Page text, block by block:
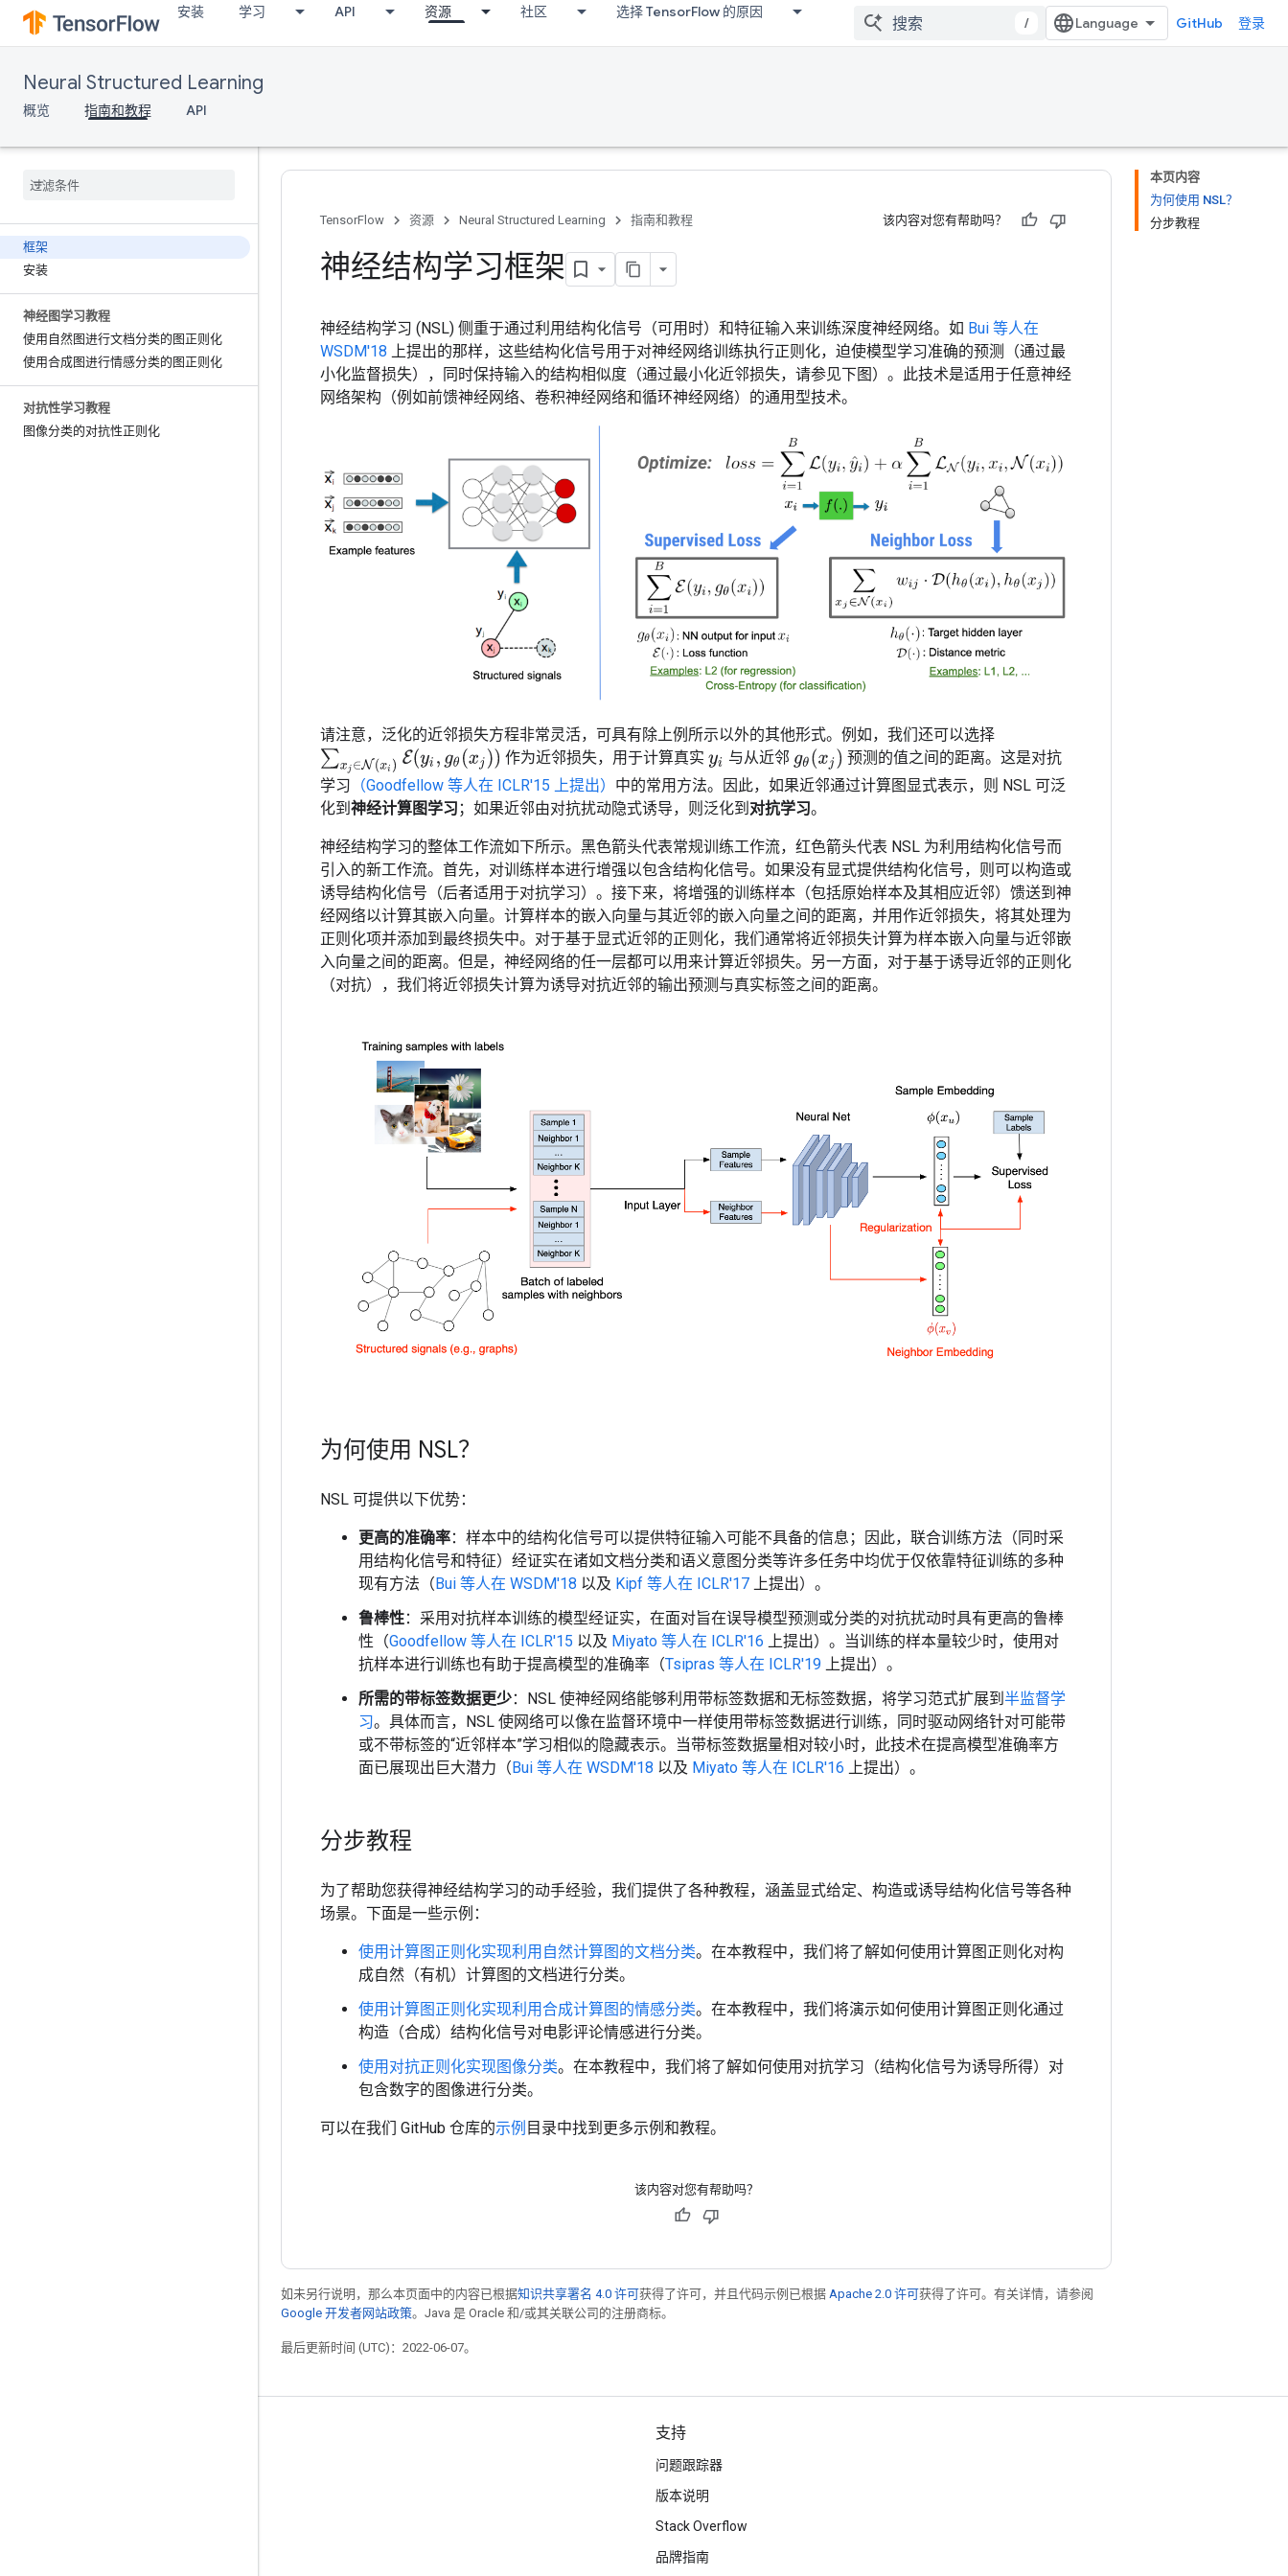
安装 学习 API 资源 社区 选择 TensorFlow 的原因
/ GitHub 登录
Neural Structured Learning
概览 指南和教程 API
框架
安装
神经图学习教程
使用自然图进行文档分类的图正则化
使用合成图进行情感分类的图正则化
对抗性学习教程
图像分类的对抗性正则化
本页内容
为何使用 NSL？
分步教程
TensorFlow 资源 Neural Structured Learning 指南和教程 该内容对您有帮助吗？
神经结构学习框架
神经结构学习 (NSL) 侧重于通过利用结构化信号（可用时）和特征输入来训练深度神经网络。如 Bui 等人在
WSDM'18 上提出的那样，这些结构化信号用于对神经网络训练执行正则化，迫使模型学习准确的预测（通过最
小化监督损失），同时保持输入的结构相似度（通过最小化近邻损失，请参见下图）。此技术是适用于任意神经
网络架构（例如前馈神经网络、卷积神经网络和循环神经网络）的通用型技术。
请注意，泛化的近邻损失方程非常灵活，可具有除上例所示以外的其他形式。例如，我们还可以选择
∑xj∈N(xi)E( yi,gθ( x j)) 作为近邻损失，用于计算真实yi 与从近邻 gθ(xj)
预测的值之间的距离。这是对抗
学习 （Goodfellow 等人在 ICLR'15 上提出） 中的常用方法。因此，如果近邻通过计算图显式表示，则 NSL 可泛
化到 神经计算图学习 ；如果近邻由对抗扰动隐式诱导，则泛化到 对抗学习。
神经结构学习的整体工作流如下所示。黑色箭头代表常规训练工作流，红色箭头代表 NSL 为利用结构化信号而
引入的新工作流。首先，对训练样本进行增强以包含结构化信号。如果没有显式提供结构化信号，则可以构造或
诱导结构化信号（后者适用于对抗学习）。接下来，将增强的训练样本（包括原始样本及其相应近邻）馈送到神
经网络以计算其嵌入向量。计算样本的嵌入向量与其近邻的嵌入向量之间的距离，并用作近邻损失，将其处理为
正则化项并添加到最终损失中。对于基于显式近邻的正则化，我们通常将近邻损失计算为样本嵌入向量与近邻嵌
入向量之间的距离。但是，神经网络的任一层都可以用来计算近邻损失。另一方面，对于基于诱导近邻的正则化
（对抗），我们将近邻损失计算为诱导对抗近邻的输出预测与真实标签之间的距离。
为何使用 NSL？
NSL 可提供以下优势：
更高的准确率：样本中的结构化信号可以提供特征输入可能不具备的信息；因此，联合训练方法（同时采
用结构化信号和特征）经证实在诸如文档分类和语义意图分类等许多任务中均优于仅依靠特征训练的多种
现有方法（ Bui 等人在 WSDM'18 以及 Kipf 等人在 ICLR'17 上提出）。
鲁棒性：采用对抗样本训练的模型经证实，在面对旨在误导模型预测或分类的对抗扰动时具有更高的鲁棒
性（Goodfellow 等人在 ICLR'15 以及 Miyato 等人在 ICLR'16 上提出）。当训练的样本量较少时，使用对
抗样本进行训练也有助于提高模型的准确率（Tsipras 等人在 ICLR'19 上提出）。
所需的带标签数据更少：NSL 使神经网络能够利用带标签数据和无标签数据，将学习范式扩展到 半监督学
习。具体而言，NSL 使网络可以像在监督环境中一样使用带标签数据进行训练，同时驱动网络针对可能带
或不带标签的“近邻样本”学习相似的隐藏表示。当带标签数据量相对较小时，此技术在提高模型准确率方
面已展现出巨大潜力（ Bui 等人在 WSDM'18 以及 Miyato 等人在 ICLR'16 上提出）。
分步教程
为了帮助您获得神经结构学习的动手经验，我们提供了各种教程，涵盖显式给定、构造或诱导结构化信号等各种
场景。下面是一些示例：
使用计算图正则化实现利用自然计算图的文档分类。在本教程中，我们将了解如何使用计算图正则化对构
成自然（有机）计算图的文档进行分类。
使用计算图正则化实现利用合成计算图的情感分类。在本教程中，我们将演示如何使用计算图正则化通过
构造（合成）结构化信号对电影评论情感进行分类。
使用对抗正则化实现图像分类。在本教程中，我们将了解如何使用对抗学习（结构化信号为诱导所得）对
包含数字的图像进行分类。
可以在我们 GitHub 仓库的示例 目录中找到更多示例和教程。
该内容对您有帮助吗？
如未另行说明，那么本页面中的内容已根据知识共享署名 4.0 许可获得了许可，并且代码示例已根据 Apache 2.0 许可获得了许可。有关详情，请参阅
Google 开发者网站政策。Java 是 Oracle 和/或其关联公司的注册商标。
最后更新时间 (UTC)：2022-06-07。
支持
问题跟踪器
版本说明
Stack Overflow
品牌指南